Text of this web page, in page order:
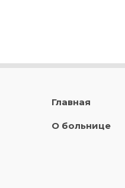
Главная
О больнице